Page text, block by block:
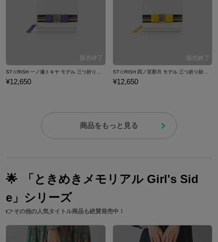
ST☆RISH 一ノ瀬トキヤ モデル 三つ折り財布 劇場版 うたの☆プリンスさまっ♪ マジLOVEスターリッシュツアーズ
¥12,650
ST☆RISH 四ノ宮那月 モデル 三つ折り財布 劇場版 うたの☆プリンスさまっ♪ マジLOVEスターリッシュツアーズ
¥12,650
商品をもっと見る
🌟
「ときめきメモリアル Girl's Sid
e」シリーズ
👉その他の人気タイトル商品も絶賛発売中！